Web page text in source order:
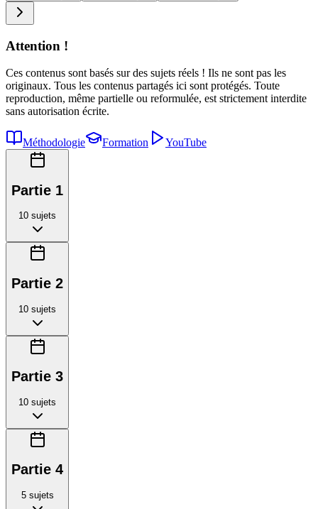
Attention !
Ces contenus sont basés sur des sujets réels ! Ils ne sont pas les
originaux. Tous les contenus partagés ici sont protégés. Toute
reproduction, même partielle ou reformulée, est strictement interdite
sans autorisation écrite.
Méthodologie Formation YouTube
Partie 1
10 sujets
Partie 2
10 sujets
Partie 3
10 sujets
Partie 4
5sujets